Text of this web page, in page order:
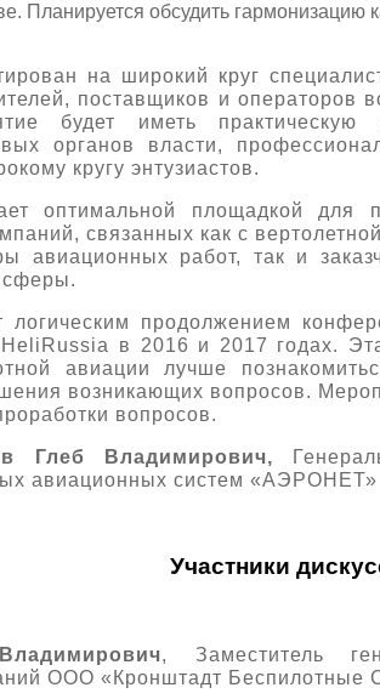
Планируется обсудить гармонизацию
на широкий круг
поставщиков и операторов
будет иметь практическую
органов власти,
кругу энтузиастов.
оптимальной площадкой для
связанных как с
авиационных работ, так и
логическим продолжением
в 2016 и 2017 годах.
авиации лучше
возникающих вопросов.
вопросов.
Глеб Владимирович,
авиационных систем «АЭРОНЕТ»
Участники
, Заместитель
ООО «Кронштадт Беспилотные